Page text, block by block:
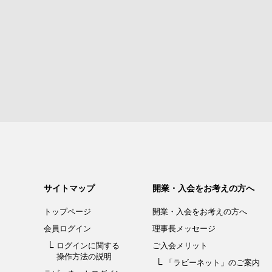
サイトマップ
トップページ
会員ログイン
ログインに関する
操作方法の説明
開業・入会をお考えの方へ
開業・入会をお考えの方へ
理事長メッセージ
ご入会メリット
「ラビーネット」のご案内